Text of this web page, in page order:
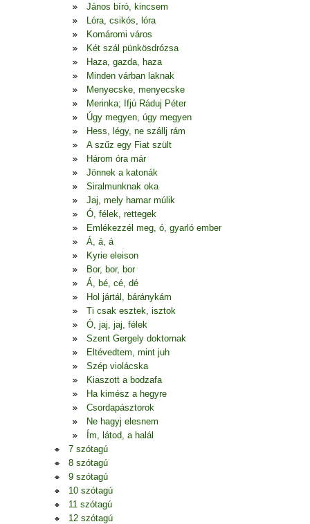
János bíró, kincsem
Lóra, csikós, lóra
Komáromi város
Két szál pünkösdrózsa
Haza, gazda, haza
Minden várban laknak
Menyecske, menyecske
Merinka; Ifjú Ráduj Péter
Úgy megyen, úgy megyen
Hess, légy, ne szállj rám
A szűz egy Fiat szült
Három óra már
Jönnek a katonák
Siralmunknak oka
Jaj, mely hamar múlik
Ó, félek, rettegek
Emlékezzél meg, ó, gyarló ember
Á, á, á
Kyrie eleison
Bor, bor, bor
Á, bé, cé, dé
Hol jártál, báránykám
Ti csak esztek, isztok
Ó, jaj, jaj, félek
Szent Gergely doktornak
Eltévedtem, mint juh
Szép violácska
Kiaszott a bodzafa
Ha kimész a hegyre
Csordapásztorok
Ne hagyj elesnem
Ím, látod, a halál
7 szótagú
8 szótagú
9 szótagú
10 szótagú
11 szótagú
12 szótagú